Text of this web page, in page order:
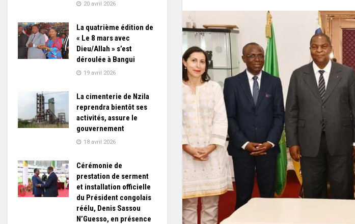
20 avril 2026
La quatrième édition de
« Le 8 mars avec
Dieu/Allah » s’est
déroulée à Bangui
19 avril 2026
La cimenterie de Nzila
reprendra bientôt ses
activités, assure le
gouvernement
18 avril 2026
Cérémonie de
prestation de serment
et installation officielle
du Président congolais
réélu, Denis Sassou
N’Guesso, en présence